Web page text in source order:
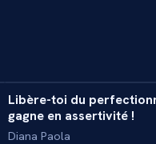
MASTERCLASS
Libère-toi du
gagne en assertivité !
Diana Paola